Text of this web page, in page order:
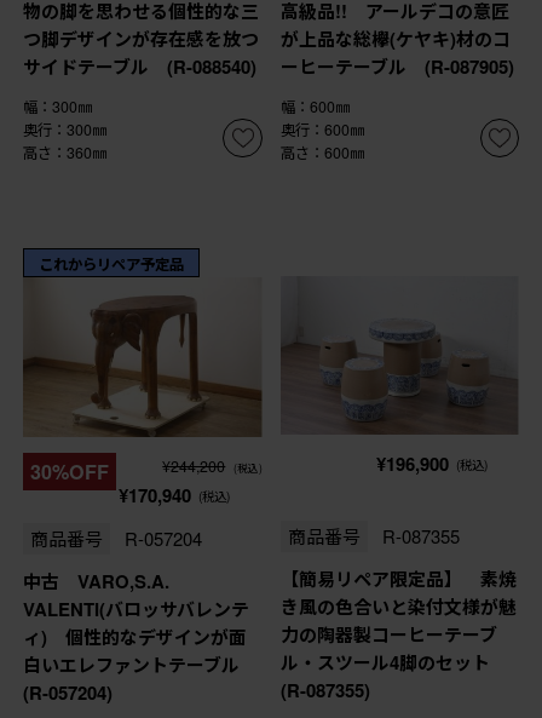
物の脚を思わせる個性的な三
つ脚デザインが存在感を放つ
サイドテーブル (R-088540)
幅：300㎜
奥行：300㎜
高さ：360㎜
高級品!! アールデコの意匠
が上品な総欅(ケヤキ)材のコ
ーヒーテーブル (R-087905)
幅：600㎜
奥行：600㎜
高さ：600㎜
これからリペア予定品
30%OFF ¥244,200 (税込)
¥170,940 (税込)
商品番号 R-057204
中古 VARO,S.A.
VALENTI(バロッサバレンテ
ィ) 個性的なデザインが面
白いエレファントテーブル
(R-057204)
¥196,900 (税込)
商品番号 R-087355
【簡易リペア限定品】 素焼
き風の色合いと染付文様が魅
力の陶器製コーヒーテーブ
ル・スツール4脚のセット
(R-087355)